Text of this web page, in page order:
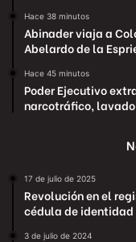
Hace 38 minutos
Abinader viaja a
Abelardo de la
Hace 45 minutos
Poder Ejecutivo
narcotráfico,
17 de julio de 2025
Revolución en el
cédula de identidad
3 de julio de 2024